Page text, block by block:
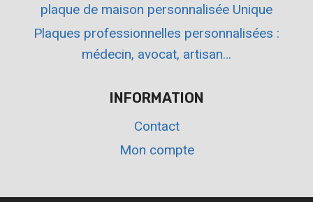
plaque de maison personnalisée Unique
Plaques professionnelles personnalisées :
médecin, avocat, artisan…
INFORMATION
Contact
Mon compte